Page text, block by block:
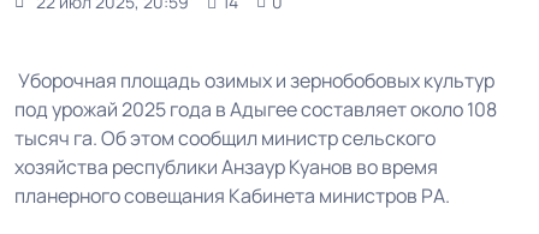
Уборочная площадь озимых и зернобобовых культур
под урожай 2025 года в Адыгее составляет около 108
тысяч га. Об этом сообщил министр сельского
хозяйства республики Анзаур Куанов во время
планерного совещания Кабинета министров РА.